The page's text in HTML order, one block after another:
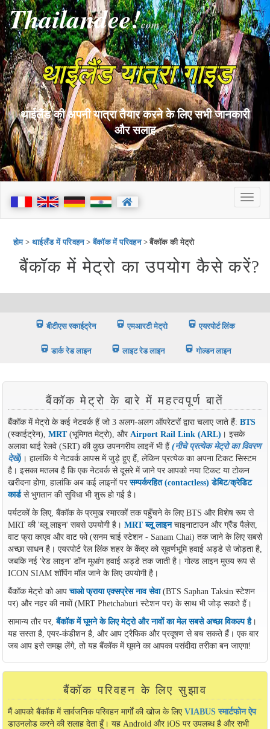
Thailandee!com
थाईलैंड यात्रा गाइड
थाईलैंड की अपनी यात्रा तैयार करने के लिए सभी जानकारी
और सलाह
होम>थाईलैंड में परिवहन>बैंकॉक में परिवहन> बैंकॉक की मेट्रो
बैंकॉक में मेट्रो का उपयोग कैसे करें?
directions_railway बीटीएस स्काईट्रेन directions_railway एमआरटी मेट्रो directions_railway एयरपोर्ट लिंक
directions_railway डार्क रेड लाइन directions_railway लाइट रेड लाइन directions_railway गोल्डन लाइन
बैंकॉक मेट्रो के बारे में महत्वपूर्ण बातें
बैंकॉक में मेट्रो के कई नेटवर्क हैं जो 3 अलग-अलग ऑपरेटरों द्वारा चलाए जाते हैं: BTS
(स्काईट्रेन), MRT(भूमिगत मेट्रो), और Airport Rail Link (ARL) । इसके
अलावा थाई रेलवे (SRT) की कुछ उपनगरीय लाइनें भी हैं(नीचे प्रत्येक मेट्रो का विवरण
देखें) । हालांकि ये नेटवर्क आपस में जुड़े हुए हैं, लेकिन प्रत्येक का अपना टिकट सिस्टम
है। इसका मतलब है कि एक नेटवर्क से दूसरे में जाने पर आपको नया टिकट या टोकन
खरीदना होगा, हालांकि अब कई लाइनों परसम्पर्करहित (contactless) डेबिट/क्रेडिट
कार्डसे भुगतान की सुविधा भी शुरू हो गई है।
पर्यटकों के लिए, बैंकॉक के प्रमुख स्मारकों तक पहुँचने के लिए BTS और विशेष रूप से
MRT की 'ब्लू लाइन' सबसे उपयोगी है। MRT ब्लू लाइनचाइनाटाउन और ग्रैंड पैलेस,
वाट फ्रा काएव और वाट फो (सनम चाई स्टेशन - Sanam Chai) तक जाने के लिए सबसे
अच्छा साधन है। एयरपोर्ट रेल लिंक शहर के केंद्र को सुवर्णभूमि हवाई अड्डे से जोड़ता है,
जबकि नई 'रेड लाइन' डॉन मुआंग हवाई अड्डे तक जाती है। गोल्ड लाइन मुख्य रूप से
ICON SIAM शॉपिंग मॉल जाने के लिए उपयोगी है।
बैंकॉक मेट्रो को आपचाओ फ्राया एक्सप्रेस नाव सेवा(BTS Saphan Taksin स्टेशन
पर) और नहर की नावों (MRT Phetchaburi स्टेशन पर) के साथ भी जोड़ सकते हैं।
सामान्य तौर पर,बैंकॉक में घूमने के लिए मेट्रो और नावों का मेल सबसे अच्छा विकल्प है।
यह सस्ता है, एयर-कंडीशन है, और आप ट्रैफिक और प्रदूषण से बच सकते हैं। एक बार
जब आप इसे समझ लेंगे, तो यह बैंकॉक में घूमने का आपका पसंदीदा तरीका बन जाएगा!
बैंकॉक परिवहन के लिए सुझाव
मैं आपको बैंकॉक में सार्वजनिक परिवहन मार्गों की खोज के लिए VIABUS स्मार्टफोन ऐप
डाउनलोड करने की सलाह देता हूँ। यह Android और iOS पर उपलब्ध है और सभी